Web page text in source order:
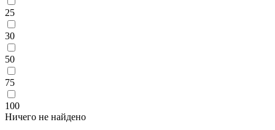
25
30
50
75
100
Ничего не найдено